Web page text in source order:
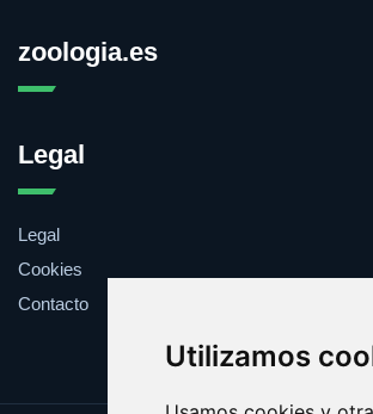
Utilizamos
zoologia.es
Legal
Legal
Cookies
Contacto